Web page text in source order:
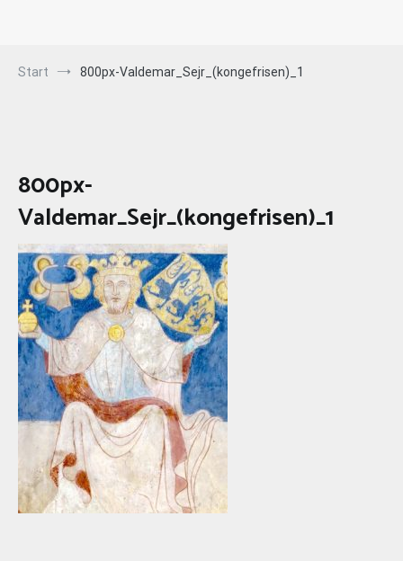
Start 800px-Valdemar_Sejr_(kongefrisen)_1
800px-
Valdemar_Sejr_(kongefrisen)_1